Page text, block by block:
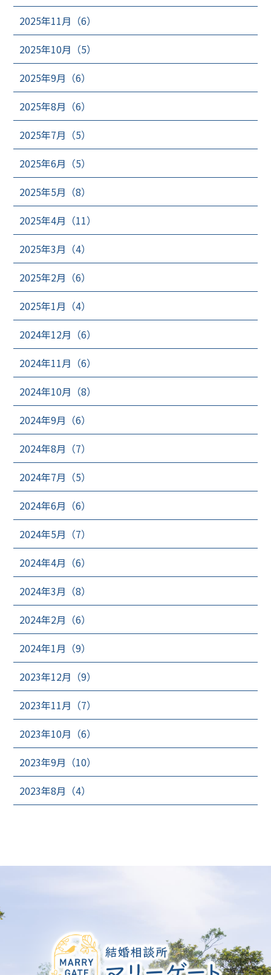
2025年11月（6）
2025年10月（5）
2025年9月（6）
2025年8月（6）
2025年7月（5）
2025年6月（5）
2025年5月（8）
2025年4月（11）
2025年3月（4）
2025年2月（6）
2025年1月（4）
2024年12月（6）
2024年11月（6）
2024年10月（8）
2024年9月（6）
2024年8月（7）
2024年7月（5）
2024年6月（6）
2024年5月（7）
2024年4月（6）
2024年3月（8）
2024年2月（6）
2024年1月（9）
2023年12月（9）
2023年11月（7）
2023年10月（6）
2023年9月（10）
2023年8月（4）